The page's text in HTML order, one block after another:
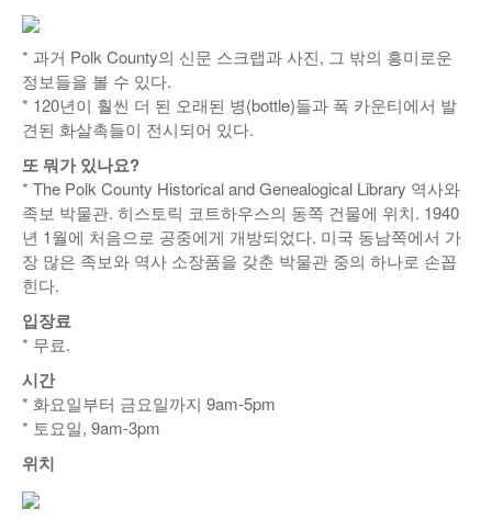
* 과거 Polk County의 신문 스크랩과 사진, 그 밖의 흥미로운
정보들을 볼 수 있다.
* 120년이 훨씬 더 된 오래된 병(bottle)들과 폭 카운티에서 발
견된 화살촉들이 전시되어 있다.
또 뭐가 있나요?
* The Polk County Historical and Genealogical Library 역사와
족보 박물관. 히스토릭 코트하우스의 동쪽 건물에 위치. 1940
년 1월에 처음으로 공중에게 개방되었다. 미국 동남쪽에서 가
장 많은 족보와 역사 소장품을 갖춘 박물관 중의 하나로 손꼽
힌다.
입장료
* 무료.
시간
* 화요일부터 금요일까지 9am-5pm
* 토요일, 9am-3pm
위치